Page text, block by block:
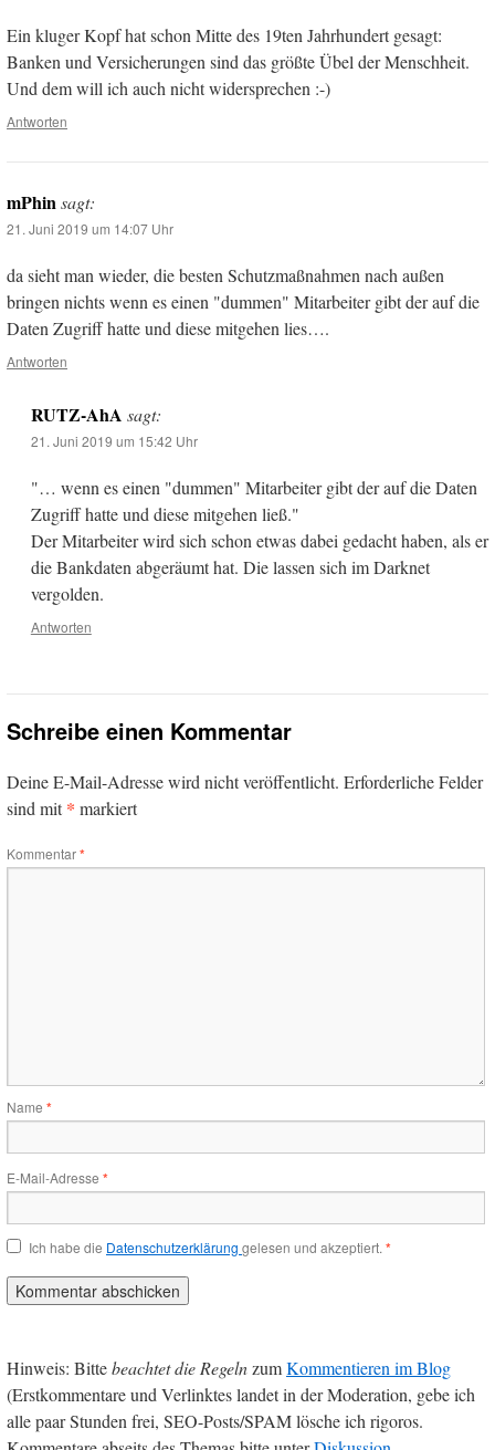
Ein kluger Kopf hat schon Mitte des 19ten Jahrhundert gesagt:
Banken und Versicherungen sind das größte Übel der Menschheit.
Und dem will ich auch nicht widersprechen :-)
Antworten
mPhinsagt:
21. Juni 2019 um 14:07 Uhr
da sieht man wieder, die besten Schutzmaßnahmen nach außen
bringen nichts wenn es einen "dummen" Mitarbeiter gibt der auf die
Daten Zugriff hatte und diese mitgehen lies….
Antworten
RUTZ-AhA sagt:
21. Juni 2019 um 15:42 Uhr
"… wenn es einen "dummen" Mitarbeiter gibt der auf die Daten
Zugriff hatte und diese mitgehen ließ."
Der Mitarbeiter wird sich schon etwas dabei gedacht haben, als er
die Bankdaten abgeräumt hat. Die lassen sich im Darknet
vergolden.
Antworten
Schreibe einen Kommentar
Deine E-Mail-Adresse wird nicht veröffentlicht. Erforderliche Felder
sind mit* markiert
Kommentar*
Name *
E-Mail-Adresse *
Ich habe die Datenschutzerklärung gelesen und akzeptiert. *
Hinweis: Bittebeachtet die RegelnzumKommentieren im Blog
(Erstkommentare und Verlinktes landet in der Moderation, gebe ich
alle paar Stunden frei, SEO-Posts/SPAM lösche ich rigoros.